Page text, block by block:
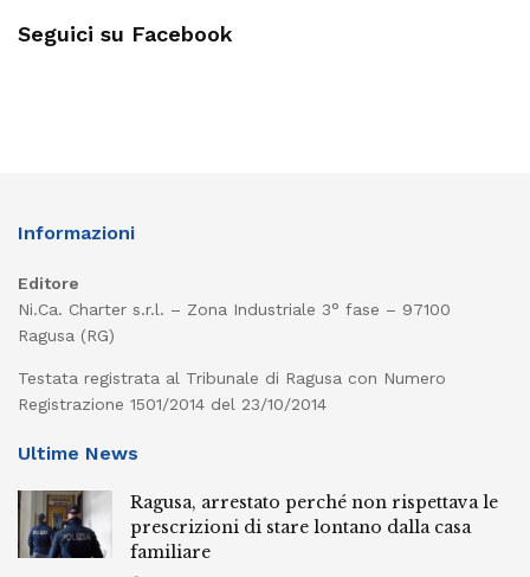
Seguici su Facebook
Informazioni
Editore
Ni.Ca. Charter s.r.l. – Zona Industriale 3° fase – 97100
Ragusa (RG)
Testata registrata al Tribunale di Ragusa con Numero
Registrazione 1501/2014 del 23/10/2014
Ultime News
Ragusa, arrestato perché non rispettava le
prescrizioni di stare lontano dalla casa
familiare